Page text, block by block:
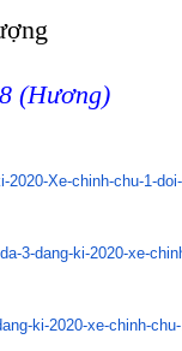
(Hương)
2020-Xe-chinh-chu-1-
3-dang-ki-2020-xe-
ki-2020-xe-chinh-